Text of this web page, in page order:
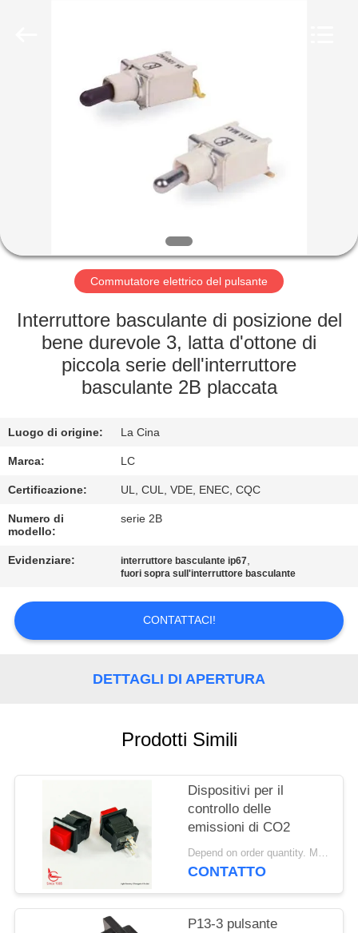
MOSTRA
VR
CIRCA
FABBRICA
CONTROLLO
DI
QUALITÀ
NOTIZIE
DEL
PRIVACY
POLICY
Commutatore elettrico del pulsante
Interruttore basculante di posizione del
bene durevole 3, latta d'ottone di
piccola serie dell'interruttore
basculante 2B placcata
Luogo di origine: La Cina
Marca: LC
Certificazione: UL, CUL, VDE, ENEC, CQC
Numero di
modello:
serie 2B
Evidenziare: interruttore basculante ip67,
fuori sopra sull'interruttore basculante
CONTATTACI!
DETTAGLI DI APERTURA
Prodotti Simili
Dispositivi per il
controllo delle
emissioni di CO2
Depend on order quantity. MOQ:1000 pezzi
CONTATTO
P13-3 pulsante